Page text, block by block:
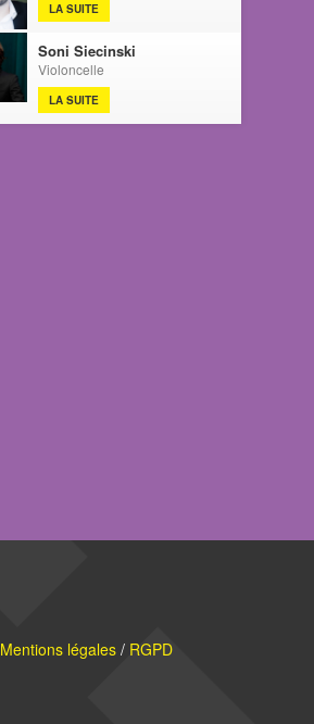
LA SUITE
Soni Siecinski
Violoncelle
LA SUITE
Mentions légales / RGPD